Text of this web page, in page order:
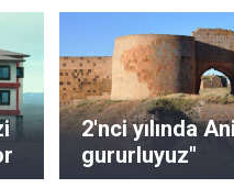
2'nci yılında
gururluyuz"